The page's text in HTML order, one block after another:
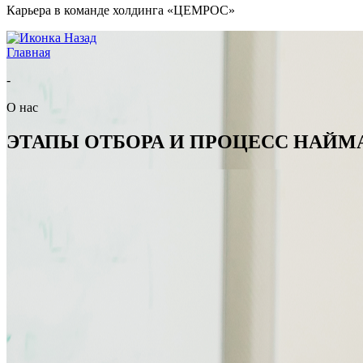
Карьера в команде холдинга «ЦЕМРОС»
Назад
Главная
-
О нас
ЭТАПЫ ОТБОРА И ПРОЦЕСС